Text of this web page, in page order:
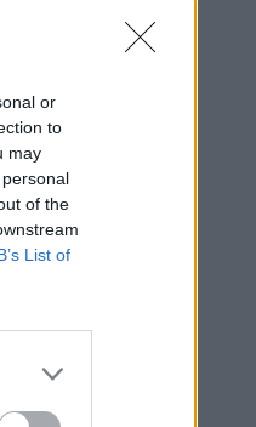
or
to
may
of the
List of